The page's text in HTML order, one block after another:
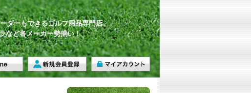
ダーもできるゴルフ用品専門店。
など各メーカー勢揃い！